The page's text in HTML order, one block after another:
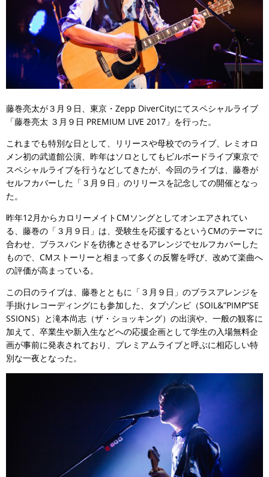
藤巻亮太が３月９日、東京・Zepp DiverCityにてスペシャルライブ
「藤巻亮太 ３月９日 PREMIUM LIVE 2017」を行った。
これまでも特別な日として、リリースや母校でのライブ、レミオロ
メン初の武道館公演、昨年はソロとしてもビルボードライブ東京で
スペシャルライブを行うなどしてきたが、今回のライブは、藤巻が
セルフカバーした「３月９日」のリリースを記念しての開催となっ
た。
昨年12月からカロリーメイトCMソングとしてオンエアされてい
る、藤巻の「３月９日」は、受験生を応援するというCMのテーマに
合わせ、ブラスバンドを彷彿とさせるアレンジでセルフカバーした
もので、CMストーリーと相まって多くの反響を呼び、改めて楽曲へ
の評価が高まっている。
この日のライブは、藤巻とともに「３月９日」のブラスアレンジを
手掛けレコーディングにも参加した、タブゾンビ（SOIL&”PIMP”SE
SSIONS）と滝本尚志（ザ・ショッキング）の出演や、一般の観客に
加えて、卒業生や新入生などへの応援企画として学生の入場無料企
画が事前に発表されており、プレミアムライブと呼ぶに相応しい特
別な一夜となった。